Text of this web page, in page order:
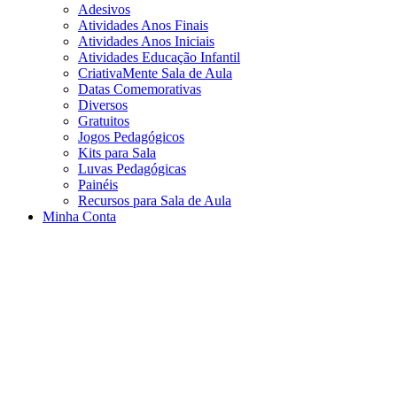
Adesivos
Atividades Anos Finais
Atividades Anos Iniciais
Atividades Educação Infantil
CriativaMente Sala de Aula
Datas Comemorativas
Diversos
Gratuitos
Jogos Pedagógicos
Kits para Sala
Luvas Pedagógicas
Painéis
Recursos para Sala de Aula
Minha Conta